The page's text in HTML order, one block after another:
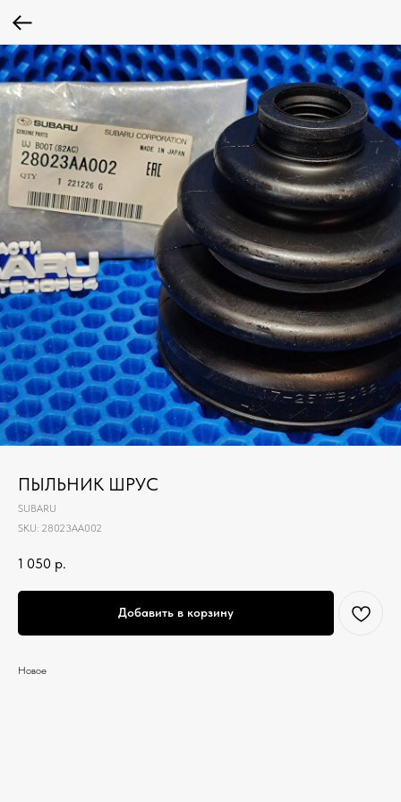
ПЫЛЬНИК ШРУС
SUBARU
SKU: 28023AA002
1 050 р.
Добавить в корзину
Новое